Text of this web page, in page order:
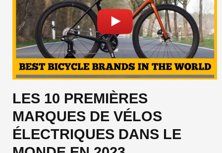
LES 10 PREMIÈRES
MARQUES DE VÉLOS
ÉLECTRIQUES DANS LE